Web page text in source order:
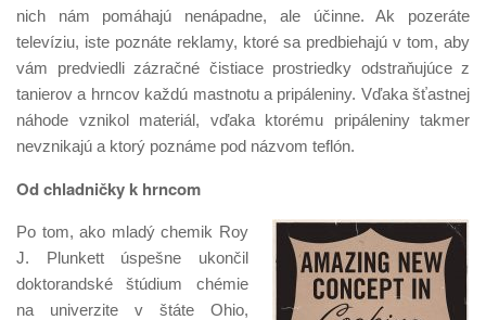
nich nám pomáhajú nenápadne, ale účinne. Ak pozeráte
televíziu, iste poznáte reklamy, ktoré sa predbiehajú v tom, aby
vám predviedli zázračné čistiace prostriedky odstraňujúce z
tanierov a hrncov každú mastnotu a pripáleniny. Vďaka šťastnej
náhode vznikol materiál, vďaka ktorému pripáleniny takmer
nevznikajú a ktorý poznáme pod názvom teflón.
Od chladničky k hrncom
Po tom, ako mladý chemik Roy
J. Plunkett úspešne ukončil
doktorandské štúdium chémie
na univerzite v štáte Ohio,